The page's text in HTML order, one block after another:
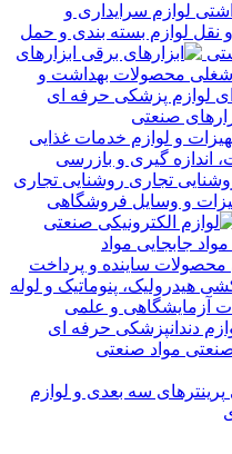
لوازم سرایداری و
لوازم بسته بندی و حمل
ابزارهای
محصولات بهداشت و
لوازم پزشکی حرفه ای
صنعتی
و لوازم خدمات غذایی
اندازه گیری و بازرسی
روشنایی تجاری
و وسایل فروشگاهی
جابجایی مواد
محصولات ساینده و پرداخت
هیدرولیک، پنوماتیک و لوله
مواد صنعتی
پرینترهای سه بعدی و لوازم